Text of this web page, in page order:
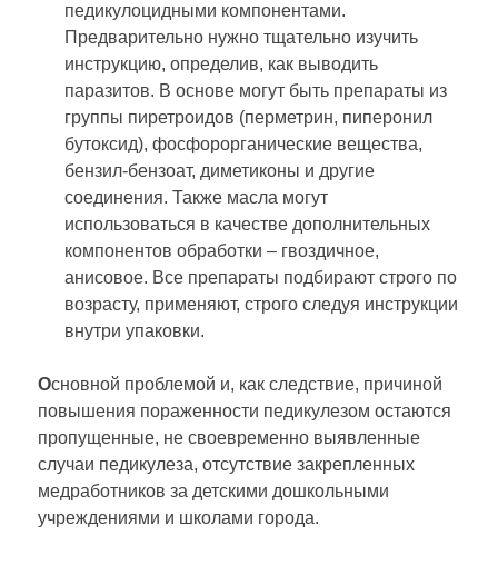
педикулоцидными компонентами.
Предварительно нужно тщательно изучить
инструкцию, определив, как выводить
паразитов. В основе могут быть препараты из
группы пиретроидов (перметрин, пиперонил
бутоксид), фосфорорганические вещества,
бензил-бензоат, диметиконы и другие
соединения. Также масла могут
использоваться в качестве дополнительных
компонентов обработки – гвоздичное,
анисовое. Все препараты подбирают строго по
возрасту, применяют, строго следуя инструкции
внутри упаковки.
Основной проблемой и, как следствие, причиной
повышения пораженности педикулезом остаются
пропущенные, не своевременно выявленные
случаи педикулеза, отсутствие закрепленных
медработников за детскими дошкольными
учреждениями и школами города.